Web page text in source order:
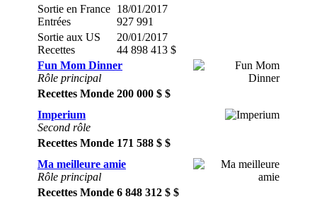
Sortie en France
Entrées
18/01/2017
927 991
Sortie aux US
Recettes
20/01/2017
44 898 413 $
Fun Mom Dinner
Rôle principal
Recettes Monde 200 000 $ $
Imperium
Second rôle
Recettes Monde 171 588 $ $
Ma meilleure amie
Rôle principal
Recettes Monde 6 848 312 $ $